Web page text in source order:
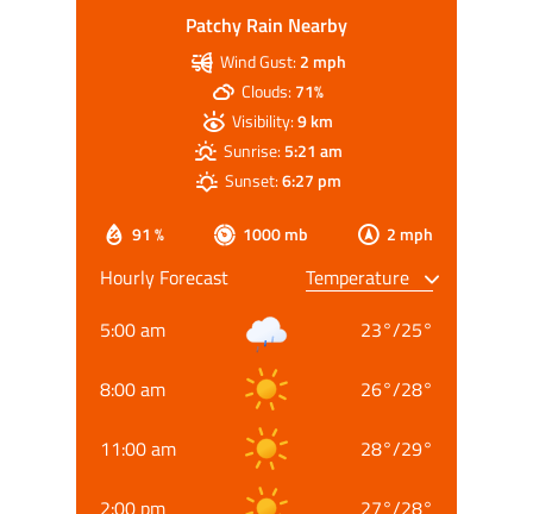
Patchy Rain Nearby
91 % 1000 mb 2 mph
Wind Gust: 2 mph
Clouds:71%
Visibility:9 km
Sunrise:5:21 am
Sunset:6:27 pm
Hourly Forecast
5:00 am
23°/25°
8:00 am 26°/28°
11:00 am 28°/29°